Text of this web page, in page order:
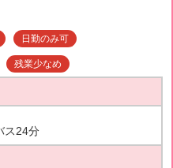
日勤のみ可
残業少なめ
ス24分